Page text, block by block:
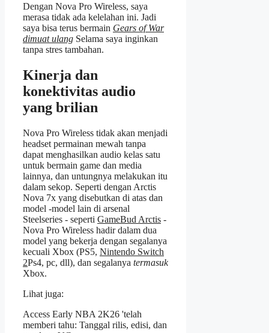
Dengan Nova Pro Wireless, saya
merasa tidak ada kelelahan ini. Jadi
saya bisa terus bermain Gears of War
dimuat ulang Selama saya inginkan
tanpa stres tambahan.
Kinerja dan
konektivitas audio
yang brilian
Nova Pro Wireless tidak akan menjadi
headset permainan mewah tanpa
dapat menghasilkan audio kelas satu
untuk bermain game dan media
lainnya, dan untungnya melakukan itu
dalam sekop. Seperti dengan Arctis
Nova 7x yang disebutkan di atas dan
model -model lain di arsenal
Steelseries - seperti GameBud Arctis -
Nova Pro Wireless hadir dalam dua
model yang bekerja dengan segalanya
kecuali Xbox (PS5, Nintendo Switch
2Ps4, pc, dll), dan segalanya termasuk
Xbox.
Lihat juga:
Access Early NBA 2K26 'telah
memberi tahu: Tanggal rilis, edisi, dan